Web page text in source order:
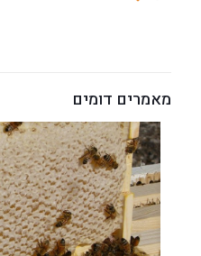
מאמרים דומים